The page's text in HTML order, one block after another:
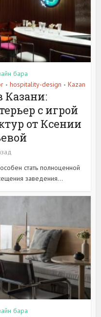
бара
• hospitality-design • Kazan
Казани:
с игрой
от Ксении
стать полноценной
заведения...
бара